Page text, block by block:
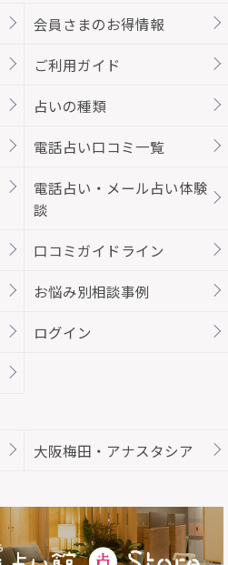
会員さまのお得情報
ご利用ガイド
占いの種類
電話占い口コミ一覧
電話占い・メール占い体験
談
口コミガイドライン
お悩み別相談事例
ログイン
大阪梅田・アナスタシア